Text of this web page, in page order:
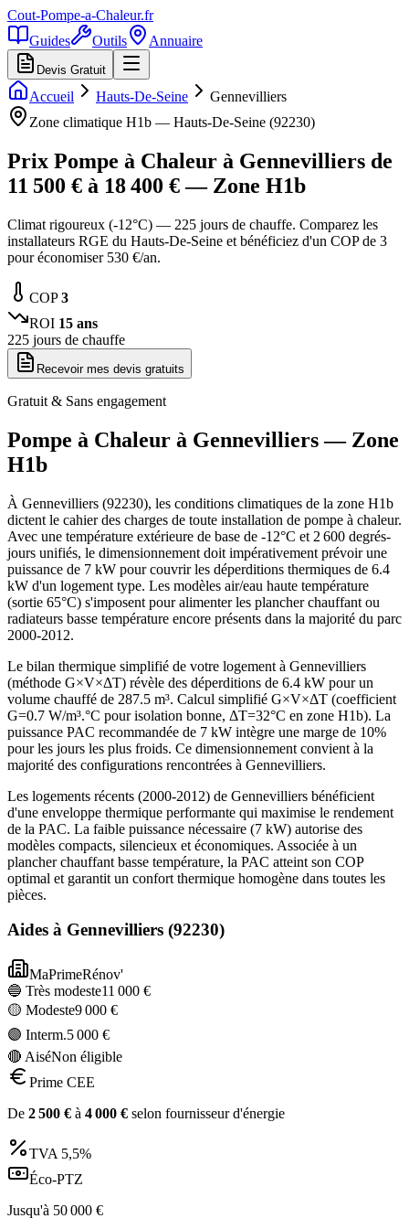
Cout-Pompe-a-Chaleur.fr
Guides
Outils Annuaire
Devis Gratuit
Accueil Hauts-De-Seine
Gennevilliers
Zone climatique H1b — Hauts-De-Seine (92230)
Prix Pompe à Chaleur à Gennevilliers de
11 500 € à 18 400 € — Zone H1b
Climat rigoureux (-12°C) — 225 jours de chauffe. Comparez les
installateurs RGE du Hauts-De-Seine et bénéficiez d'un COP de 3
pour économiser 530 €/an.
COP3
ROI 15 ans
225 jours de chauffe
Recevoir mes devis gratuits
Gratuit & Sans engagement
Pompe à Chaleur à Gennevilliers— Zone
H1b
À Gennevilliers (92230), les conditions climatiques de la zone H1b
dictent le cahier des charges de toute installation de pompe à chaleur.
Avec une température extérieure de base de -12°C et 2 600 degrés-
jours unifiés, le dimensionnement doit impérativement prévoir une
puissance de 7 kW pour couvrir les déperditions thermiques de 6.4
kW d'un logement type. Les modèles air/eau haute température
(sortie 65°C) s'imposent pour alimenter les plancher chauffant ou
radiateurs basse température encore présents dans la majorité du parc
2000-2012.
Le bilan thermique simplifié de votre logement à Gennevilliers
(méthode G×V×ΔT) révèle des déperditions de 6.4 kW pour un
volume chauffé de 287.5 m³. Calcul simplifié G×V×ΔT (coefficient
G=0.7 W/m³.°C pour isolation bonne, ΔT=32°C en zone H1b). La
puissance PAC recommandée de 7 kW intègre une marge de 10%
pour les jours les plus froids. Ce dimensionnement convient à la
majorité des configurations rencontrées à Gennevilliers.
Les logements récents (2000-2012) de Gennevilliers bénéficient
d'une enveloppe thermique performante qui maximise le rendement
de la PAC. La faible puissance nécessaire (7 kW) autorise des
modèles compacts, silencieux et économiques. Associée à un
plancher chauffant basse température, la PAC atteint son COP
optimal et garantit un confort thermique homogène dans toutes les
pièces.
Aides à Gennevilliers (92230)
MaPrimeRénov'
🔵 Très modeste11 000 €
🟡 Modeste9 000 €
🟣 Interm.5 000 €
🔴 AiséNon éligible
Prime CEE
De 2 500 € à 4 000 € selon fournisseur d'énergie
TVA 5,5%
Éco-PTZ
Jusqu'à 50 000 €